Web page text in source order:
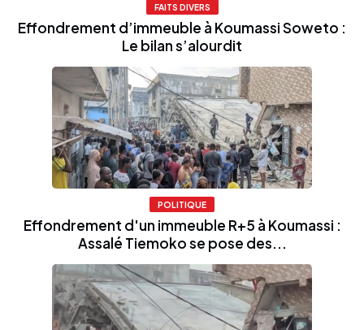
FAITS DIVERS
Effondrement d’immeuble à Koumassi Soweto :
Le bilan s’alourdit
POLITIQUE
Effondrement d'un immeuble R+5 à Koumassi :
Assalé Tiemoko se pose des...